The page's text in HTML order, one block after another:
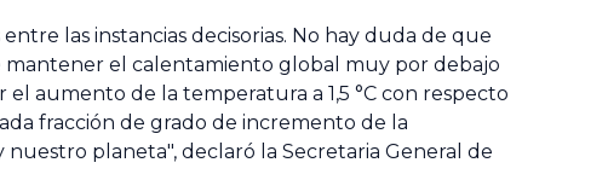
las instancias decisorias. No hay duda de que
el calentamiento global muy por debajo
aumento de la temperatura a 1,5 °C con respecto
fracción de grado de incremento de la
planeta", declaró la Secretaria General de